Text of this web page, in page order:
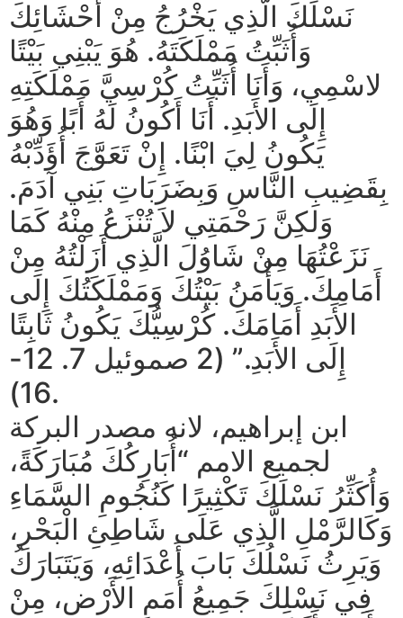
نَسْلَكَ الَّذِي يَخْرُجُ مِنْ أَحْشَائِكَ
وَأُثَبِّتُ مَمْلَكَتَهُ. هُوَ يَبْنِي بَيْتًا
لاسْمِي، وَأَنَا أُثَبِّتُ كُرْسِيَّ مَمْلَكَتِهِ
إِلَى الأَبَدِ. أَنَا أَكُونُ لَهُ أَبًا وَهُوَ
يَكُونُ لِيَ ابْنًا. إِنْ تَعَوَّجَ أُؤَدِّبْهُ
بِقَضِيبِ النَّاسِ وَبِضَرَبَاتِ بَنِي آدَمَ.
وَلكِنَّ رَحْمَتِي لاَ تُنْزَعُ مِنْهُ كَمَا
نَزَعْتُهَا مِنْ شَاوُلَ الَّذِي أَزَلْتُهُ مِنْ
أَمَامِكَ. وَيَأْمَنُ بَيْتُكَ وَمَمْلَكَتُكَ إِلَى
الأَبَدِ أَمَامَكَ. كُرْسِيُّكَ يَكُونُ ثَابِتًا
إِلَى الأَبَدِ.” (2 صموئيل 7. 12-
16).
ابن إبراهيم، لانه مصدر البركة
لجميع الامم “أُبَارِكُكَ مُبَارَكَةً،
وَأُكَثِّرُ نَسْلَكَ تَكْثِيرًا كَنُجُومِ السَّمَاءِ
وَكَالرَّمْلِ الَّذِي عَلَى شَاطِئِ الْبَحْرِ،
وَيَرِثُ نَسْلُكَ بَابَ أَعْدَائِهِ، وَيَتَبَارَكُ
فِي نَسْلِكَ جَمِيعُ أُمَمِ الأَرْضِ، مِنْ